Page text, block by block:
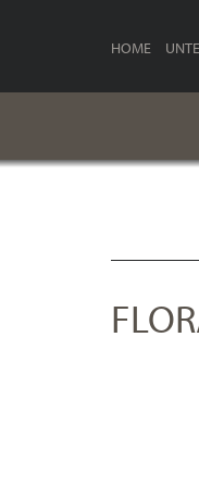
HOME